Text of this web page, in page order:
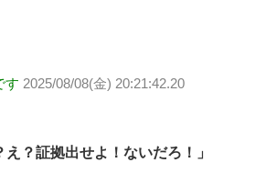
す 2025/08/08(金) 20:21:42.20
？証拠出せよ！ないだろ！」